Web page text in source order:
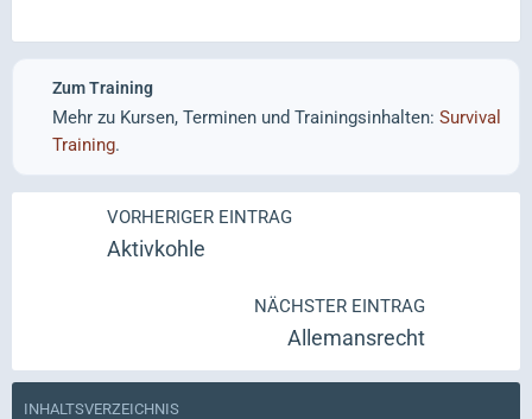
Zum Training
Mehr zu Kursen, Terminen und Trainingsinhalten: Survival
Training.
VORHERIGER EINTRAG
Aktivkohle
NÄCHSTER EINTRAG
Allemansrecht
INHALTSVERZEICHNIS